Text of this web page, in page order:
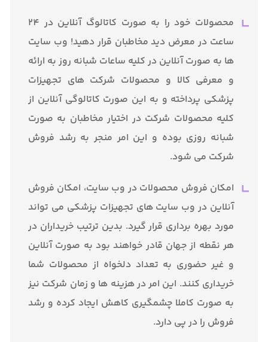
محصولات خود را به صورت کاتالوگ آنلاین در 24
ساعت در معرض دید مخاطبان قرار دهید! وب سایت
ها به صورت آنلاین در کلیه ساعات شبانه روز به ارائه
و معرفی کالا و محصولات شرکت های تجهیزات
پزشکی پرداخته و به این صورت کاتالوگی آنلاین از
کلیه محصولات شرکت در اختیار مخاطبان به صورت
شبانه روزی بوده و این امر منجر به رشد فروش
شرکت می شود.
امکان فروش محصولات در وب سایت، امکان فروش
آنلاین در وب سایت های تجهیزات پزشکی می تواند
مورد بهره برداری قرار گیرد. بدین ترتیب خریداران در
هر نقطه از جهان قادر خواهند بود به صورت آنلاین
و غیر حضوری به تعداد دلخواه از محصولات شما
خریداری کنند. این امر در هزینه ها و زمان شرکت نیز
به صورت کاملا چشمگیری کاهش ایجاد کرده و رشد
فروش را در پی دارد.